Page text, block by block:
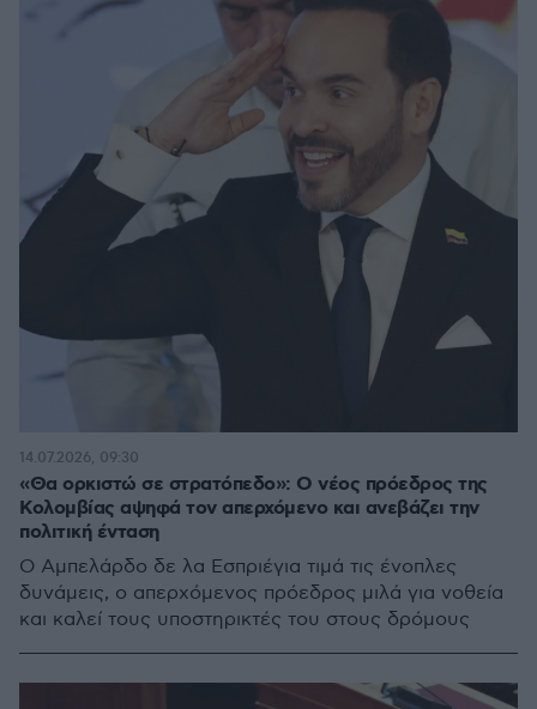
«Θα ορκιστώ σε στρατόπεδο»: Ο νέος πρόεδρος της
Κολομβίας αψηφά τον απερχόμενο και ανεβάζει την
πολιτική ένταση
Ο Αμπελάρδο δε λα Εσπριέγια τιμά τις ένοπλες
δυνάμεις, ο απερχόμενος πρόεδρος μιλά για νοθεία
και καλεί τους υποστηρικτές του στους δρόμους
14.07.2026, 09:30